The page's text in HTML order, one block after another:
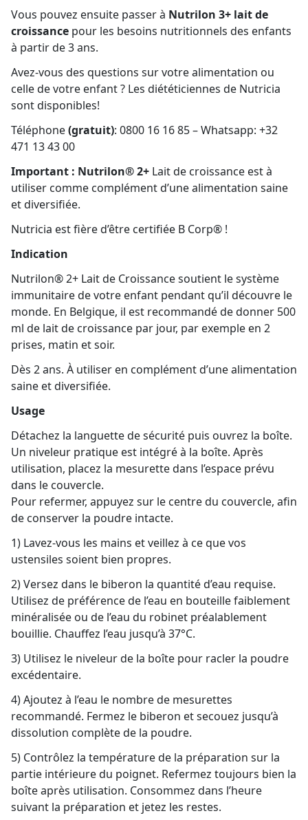
Vous pouvez ensuite passer à Nutrilon 3+ lait de
croissance pour les besoins nutritionnels des enfants
à partir de 3 ans.
Avez-vous des questions sur votre alimentation ou
celle de votre enfant ? Les diététiciennes de Nutricia
sont disponibles!
Téléphone(gratuit): 0800 16 16 85 – Whatsapp: +32
471 13 43 00
Important : Nutrilon® 2+ Lait de croissance est à
utiliser comme complément d’une alimentation saine
et diversifiée.
Nutricia est fière d’être certifiée B Corp® !
Indication
Nutrilon® 2+ Lait de Croissance soutient le système
immunitaire de votre enfant pendant qu’il découvre le
monde. En Belgique, il est recommandé de donner 500
ml de lait de croissance par jour, par exemple en 2
prises, matin et soir.
Dès 2 ans. À utiliser en complément d’une alimentation
saine et diversifiée.
Usage
Détachez la languette de sécurité puis ouvrez la boîte.
Un niveleur pratique est intégré à la boîte. Après
utilisation, placez la mesurette dans l’espace prévu
dans le couvercle.
Pour refermer, appuyez sur le centre du couvercle, afin
de conserver la poudre intacte.
1) Lavez-vous les mains et veillez à ce que vos
ustensiles soient bien propres.
2) Versez dans le biberon la quantité d’eau requise.
Utilisez de préférence de l’eau en bouteille faiblement
minéralisée ou de l’eau du robinet préalablement
bouillie. Chauffez l’eau jusqu’à 37°C.
3) Utilisez le niveleur de la boîte pour racler la poudre
excédentaire.
4) Ajoutez à l’eau le nombre de mesurettes
recommandé. Fermez le biberon et secouez jusqu’à
dissolution complète de la poudre.
5) Contrôlez la température de la préparation sur la
partie intérieure du poignet. Refermez toujours bien la
boîte après utilisation. Consommez dans l’heure
suivant la préparation et jetez les restes.